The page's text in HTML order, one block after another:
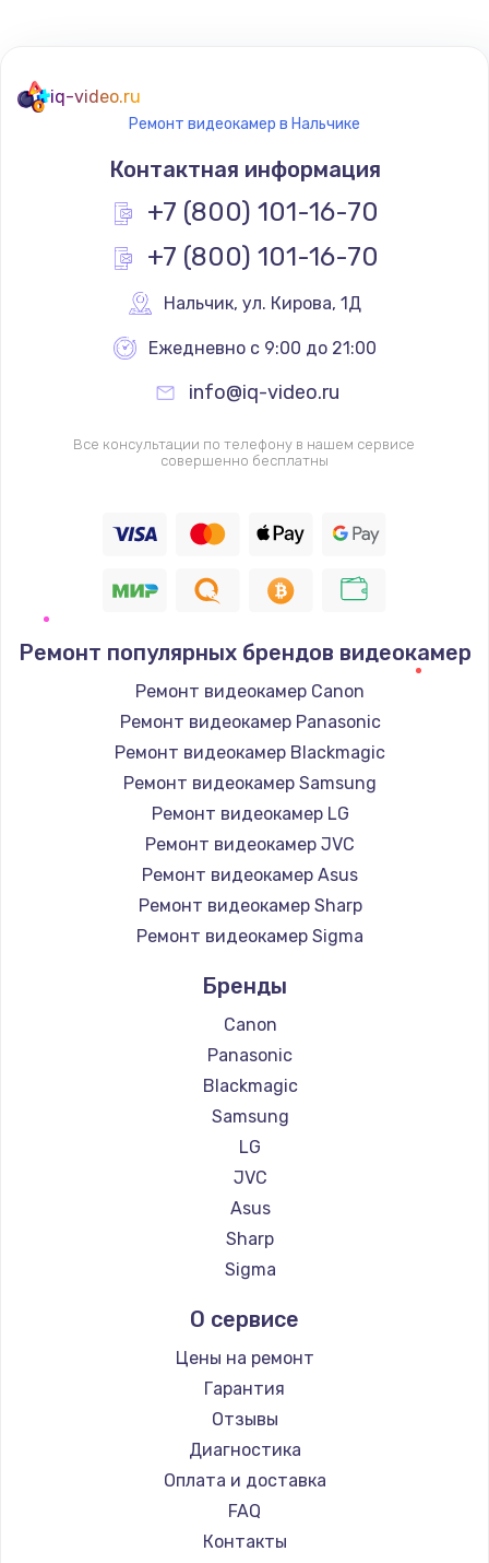
iq-video.ru
Ремонт видеокамер в Нальчике
Контактная информация
+7 (800) 101-16-70
+7 (800) 101-16-70
Нальчик, ул. Кирова, 1Д
Ежедневно с 9:00 до 21:00
info@iq-video.ru
Все консультации по телефону в нашем сервисе
совершенно бесплатны
Ремонт популярных брендов видеокамер
Ремонт видеокамер Canon
Ремонт видеокамер Panasonic
Ремонт видеокамер Blackmagic
Ремонт видеокамер Samsung
Ремонт видеокамер LG
Ремонт видеокамер JVC
Ремонт видеокамер Asus
Ремонт видеокамер Sharp
Ремонт видеокамер Sigma
Бренды
Canon
Panasonic
Blackmagic
Samsung
LG
JVC
Asus
Sharp
Sigma
О сервисе
Цены на ремонт
Гарантия
Отзывы
Диагностика
Оплата и доставка
FAQ
Контакты